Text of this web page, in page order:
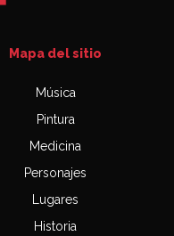
Mapa del sitio
Música
Pintura
Medicina
Personajes
Lugares
Historia